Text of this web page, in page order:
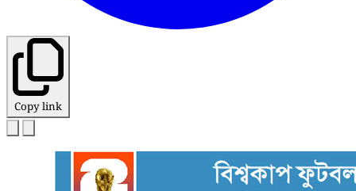
Copy link